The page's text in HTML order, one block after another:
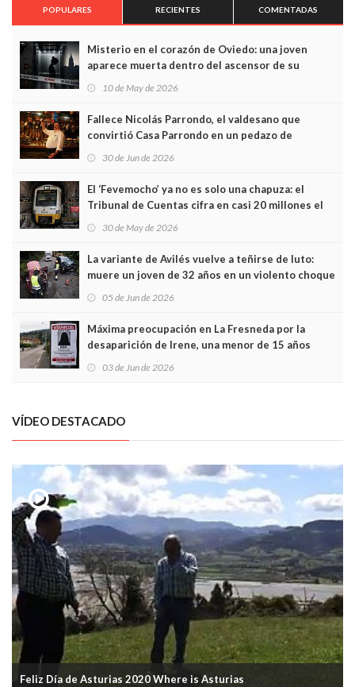
POPULARES RECIENTES COMENTADAS
Misterio en el corazón de Oviedo: una joven
aparece muerta dentro del ascensor de su
edificio y las cámaras captan sus últimos minutos
10 de May de 2026
Fallece Nicolás Parrondo, el valdesano que
convirtió Casa Parrondo en un pedazo de
Asturias en Madrid
30 de Jun de 2026
El ‘Fevemocho’ ya no es solo una chapuza: el
Tribunal de Cuentas cifra en casi 20 millones el
sobrecoste de los trenes que no cabían por los
30 de May de 2026
La variante de Avilés vuelve a teñirse de luto:
muere un joven de 32 años en un violento choque
frontal
05 de Jun de 2026
Máxima preocupación en La Fresneda por la
desaparición de Irene, una menor de 15 años
03 de Jun de 2026
VÍDEO DESTACADO
Feliz Día de Asturias 2020 Where is Asturias